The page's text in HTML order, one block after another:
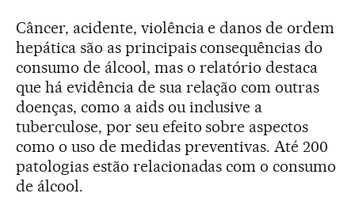
Câncer, acidente, violência e danos de ordem
hepática são as principais consequências do
consumo de álcool, mas o relatório destaca
que há evidência de sua relação com outras
doenças, como a aids ou inclusive a
tuberculose, por seu efeito sobre aspectos
como o uso de medidas preventivas. Até 200
patologias estão relacionadas com o consumo
de álcool.